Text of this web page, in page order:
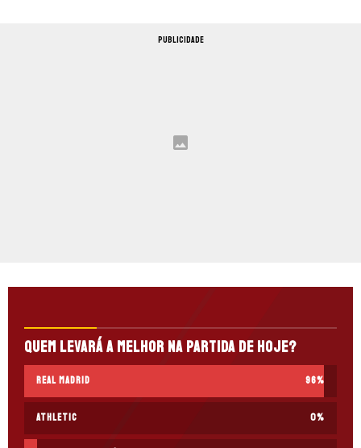
PUBLICIDADE
Quem levará a melhor na partida de hoje?
Real Madrid 96%
Athletic 0%